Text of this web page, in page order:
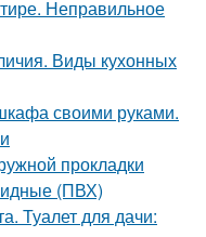
Неправильное
Виды кухонных
своими руками.
прокладки
(ПВХ)
Туалет для дачи: